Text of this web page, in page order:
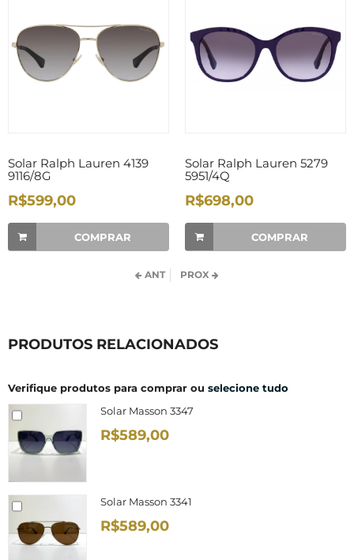
Solar Ralph Lauren 4139
9116/8G
R$599,00
COMPRAR
Solar Ralph Lauren 5279
5951/4Q
R$698,00
COMPRAR
ANT PROX
PRODUTOS RELACIONADOS
Verifique produtos para comprar ou selecione tudo
Solar Masson 3347
R$589,00
Solar Masson 3341
R$589,00